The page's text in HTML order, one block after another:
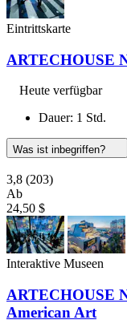
Eintrittskarte
ARTECHOUSE
Heute verfügbar
Dauer: 1 Std.
Was ist inbegriffen?
3,8 (203)
Ab
24,50 $
Interaktive Museen
ARTECHOUSE
American Art